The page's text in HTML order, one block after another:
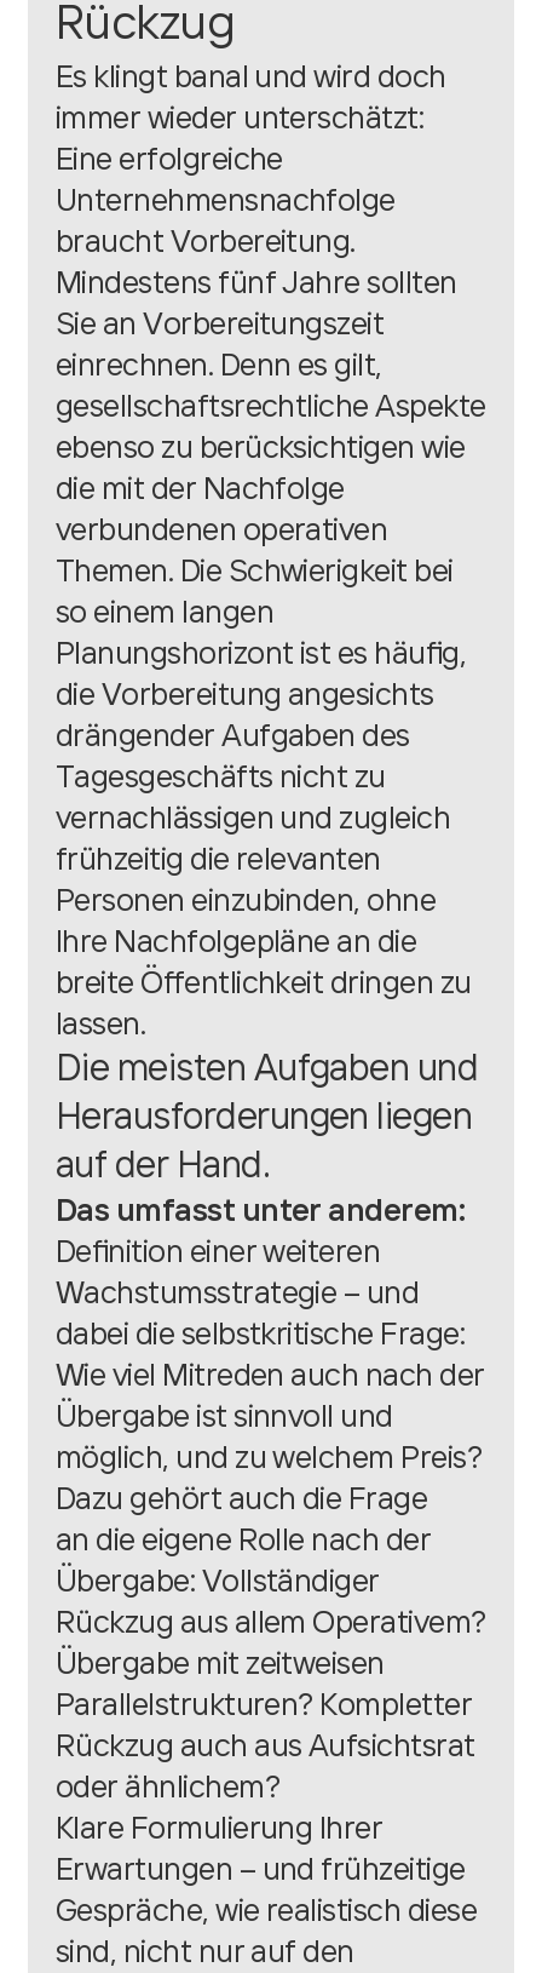
Rückzug
Es klingt banal und wird doch
immer wieder unterschätzt:
Eine erfolgreiche
Unternehmensnachfolge
braucht Vorbereitung.
Mindestens fünf Jahre sollten
Sie an Vorbereitungszeit
einrechnen. Denn es gilt,
gesellschaftsrechtliche Aspekte
ebenso zu berücksichtigen wie
die mit der Nachfolge
verbundenen operativen
Themen. Die Schwierigkeit bei
so einem langen
Planungshorizont ist es häufig,
die Vorbereitung angesichts
drängender Aufgaben des
Tagesgeschäfts nicht zu
vernachlässigen und zugleich
frühzeitig die relevanten
Personen einzubinden, ohne
Ihre Nachfolgepläne an die
breite Öffentlichkeit dringen zu
lassen.
Die meisten Aufgaben und
Herausforderungen liegen
auf der Hand.
Das umfasst unter anderem:
Definition einer weiteren
Wachstumsstrategie – und
dabei die selbstkritische Frage:
Wie viel Mitreden auch nach der
Übergabe ist sinnvoll und
möglich, und zu welchem Preis?
Dazu gehört auch die Frage
an die eigene Rolle nach der
Übergabe: Vollständiger
Rückzug aus allem Operativem?
Übergabe mit zeitweisen
Parallelstrukturen? Kompletter
Rückzug auch aus Aufsichtsrat
oder ähnlichem?
Klare Formulierung Ihrer
Erwartungen – und frühzeitige
Gespräche, wie realistisch diese
sind, nicht nur auf den